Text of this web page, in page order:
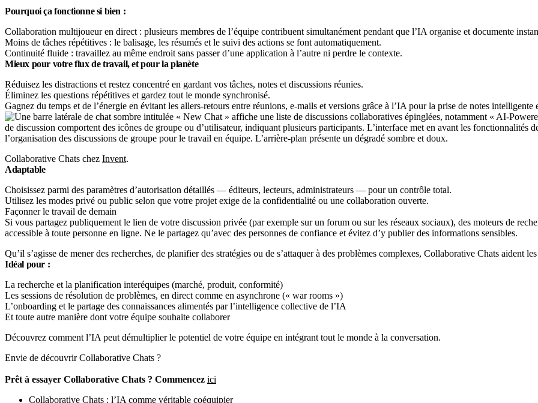
Pourquoi ça fonctionne si bien :
Collaboration multijoueur en direct : plusieurs membres de l’équipe contribuent simultanément pendant que l’IA organise et documente
Moins de tâches répétitives : le balisage, les résumés et le suivi des actions se font automatiquement.
Continuité fluide : travaillez au même endroit sans passer d’une application à l’autre ni perdre le contexte.
Mieux pour votre flux de travail, et pour la planète
Réduisez les distractions et restez concentré en gardant vos tâches, notes et discussions réunies.
Éliminez les questions répétitives et gardez tout le monde synchronisé.
Gagnez du temps et de l’énergie en évitant les allers-retours entre réunions, e-mails et versions grâce à l’IA pour la prise de notes intelligente
Collaborative Chats chez Invent.
Adaptable
Choisissez parmi des paramètres d’autorisation détaillés — éditeurs, lecteurs, administrateurs — pour un contrôle total.
Utilisez les modes privé ou public selon que votre projet exige de la confidentialité ou une collaboration ouverte.
Façonner le travail de demain
Si vous partagez publiquement le lien de votre discussion privée (par exemple sur un forum ou sur les réseaux sociaux), des moteurs de
accessible à toute personne en ligne. Ne le partagez qu’avec des personnes de confiance et évitez d’y publier des informations sensibles.
Qu’il s’agisse de mener des recherches, de planifier des stratégies ou de s’attaquer à des problèmes complexes, Collaborative Chats aident
Idéal pour :
La recherche et la planification interéquipes (marché, produit, conformité)
Les sessions de résolution de problèmes, en direct comme en asynchrone (« war rooms »)
L’onboarding et le partage des connaissances alimentés par l’intelligence collective de l’IA
Et toute autre manière dont votre équipe souhaite collaborer
Découvrez comment l’IA peut démultiplier le potentiel de votre équipe en intégrant tout le monde à la conversation.
Envie de découvrir Collaborative Chats ?
Prêt à essayer Collaborative Chats ? Commencez ici
Collaborative Chats : l’IA comme véritable coéquipier